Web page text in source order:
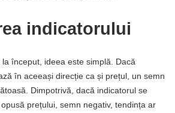
indicatorului
început, ideea este simplă. Dacă
în aceeași direcție ca și prețul, un semn
Dimpotrivă, dacă indicatorul se
prețului, semn negativ, tendința ar